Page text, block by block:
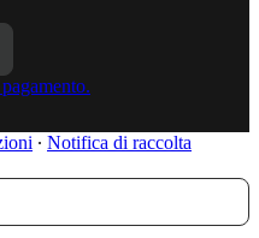
∙ Notifica di raccolta